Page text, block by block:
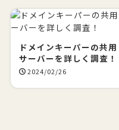
ドメインキーパーの共用
サーバーを詳しく調査！
2024/02/26